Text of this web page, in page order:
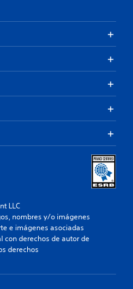
LLC
nombres y/o imágenes
e imágenes asociadas
con derechos de autor de
derechos